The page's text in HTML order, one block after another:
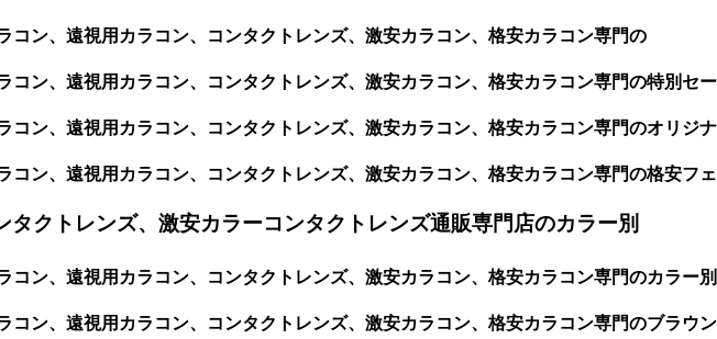
ン、遠視用カラコン、コンタクトレンズ、激安カラコン、格安カラコン専門の
ン、遠視用カラコン、コンタクトレンズ、激安カラコン、格安カラコン専門の特別セー
ン、遠視用カラコン、コンタクトレンズ、激安カラコン、格安カラコン専門のオリジナ
ン、遠視用カラコン、コンタクトレンズ、激安カラコン、格安カラコン専門の格安フェ
クトレンズ、激安カラーコンタクトレンズ通販専門店のカラー別
ン、遠視用カラコン、コンタクトレンズ、激安カラコン、格安カラコン専門のカラー別
ン、遠視用カラコン、コンタクトレンズ、激安カラコン、格安カラコン専門のブラウン